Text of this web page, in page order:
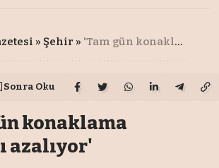
» Şehir » 'Tam gün konaklama sayıları azalıyor'
Sonra Oku
konaklama
azalıyor'